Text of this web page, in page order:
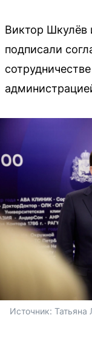
Виктор Шкулёв
подписали
Источник: Татьяна